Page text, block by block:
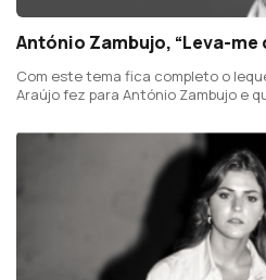
António Zambujo, “Leva-me
Com este tema fica completo o
Araújo fez para António Zambujo e
depressivo".